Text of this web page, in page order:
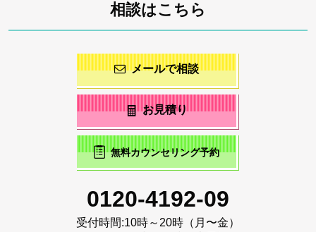
相談はこちら
メールで相談
お見積り
無料カウンセリング予約
0120-4192-09
受付時間:10時～20時（月〜金）